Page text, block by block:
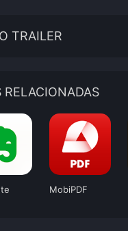
TRAILER
RELACIONADAS
MobiPDF